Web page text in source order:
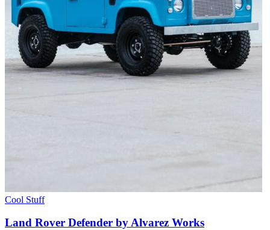
Cool Stuff
Land Rover Defender by Alvarez Works